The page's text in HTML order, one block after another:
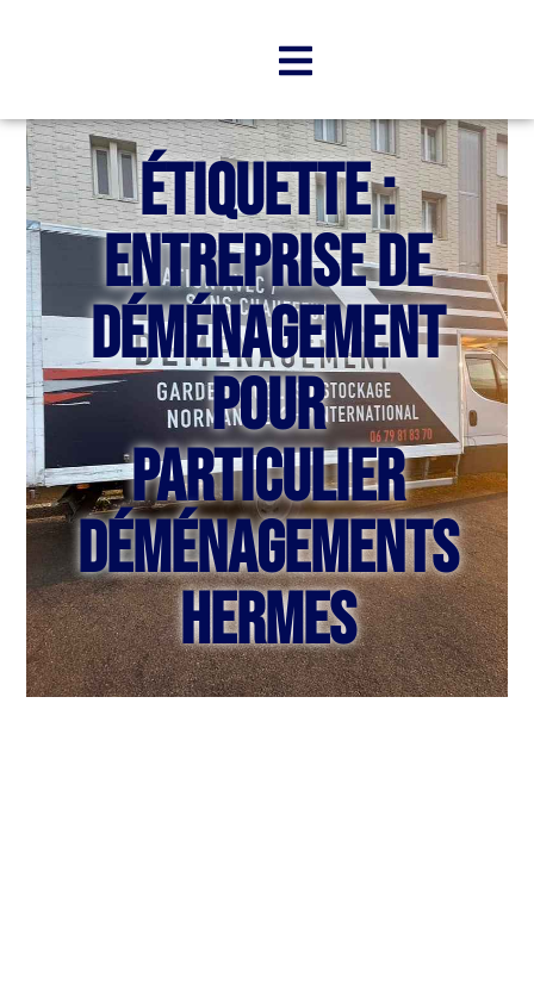
Étiquette :
entreprise de
déménagement
pour
particulier
Déménagements
Hermes